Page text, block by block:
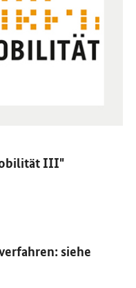
III"
siehe